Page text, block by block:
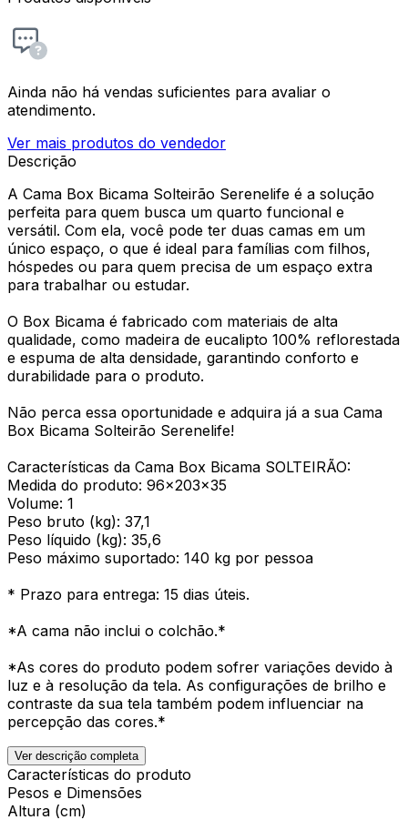
Ainda não há vendas suficientes para avaliar o
atendimento.
Ver mais produtos do vendedor
Descrição
A Cama Box Bicama Solteirão Serenelife é a solução
perfeita para quem busca um quarto funcional e
versátil. Com ela, você pode ter duas camas em um
único espaço, o que é ideal para famílias com filhos,
hóspedes ou para quem precisa de um espaço extra
para trabalhar ou estudar.
O Box Bicama é fabricado com materiais de alta
qualidade, como madeira de eucalipto 100% reflorestada
e espuma de alta densidade, garantindo conforto e
durabilidade para o produto.
Não perca essa oportunidade e adquira já a sua Cama
Box Bicama Solteirão Serenelife!
Características da Cama Box Bicama SOLTEIRÃO:
Medida do produto: 96x203x35
Volume: 1
Peso bruto (kg): 37,1
Peso líquido (kg): 35,6
Peso máximo suportado: 140 kg por pessoa
* Prazo para entrega: 15 dias úteis.
*A cama não inclui o colchão.*
*As cores do produto podem sofrer variações devido à
luz e à resolução da tela. As configurações de brilho e
contraste da sua tela também podem influenciar na
percepção das cores.*
Ver descrição completa
Características do produto
Pesos e Dimensões
Altura (cm)